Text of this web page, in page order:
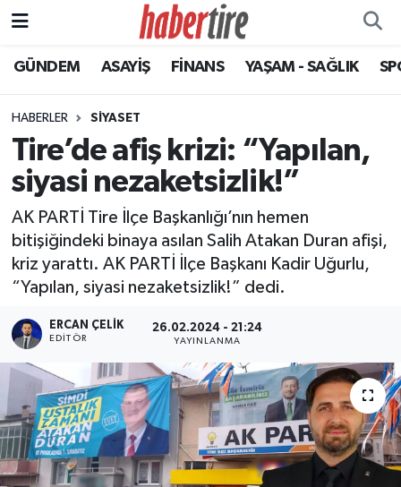
GÜNDEM ASAYİŞ FİNANS YAŞAM - SAĞLIK
HABERLER SİYASET
Tire’de afiş krizi: “Yapılan,
siyasi nezaketsizlik!”
AK PARTİ Tire İlçe Başkanlığı’nın hemen
bitişiğindeki binaya asılan Salih Atakan Duran afişi,
kriz yarattı. AK PARTİ İlçe Başkanı Kadir Uğurlu,
“Yapılan, siyasi nezaketsizlik!” dedi.
ERCAN ÇELIK
EDITÖR
26.02.2024 - 21:24
YAYINLANMA
Tire Nöbetçi Eczaneler
Tire Hava Durumu
Tire Trafik Yoğunluk Haritası
Süper Lig Puan Durumu ve Fikstür
Tüm Manşetler
Son Dakika Haberleri
Haber Arşivi